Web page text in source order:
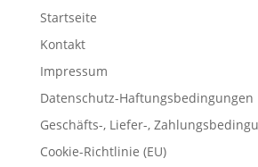
Startseite
Kontakt
Impressum
Datenschutz-Haftungsbedingungen
Geschäfts-, Liefer-,
Cookie-Richtlinie (EU)